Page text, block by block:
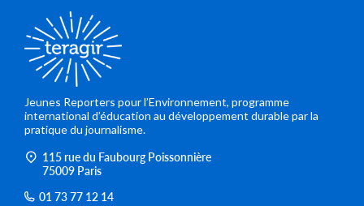
Jeunes Reporters pour l’Environnement, programme
international d’éducation au développement durable par la
pratique du journalisme.
115 rue du Faubourg Poissonnière
75009 Paris
01 73 77 12 14